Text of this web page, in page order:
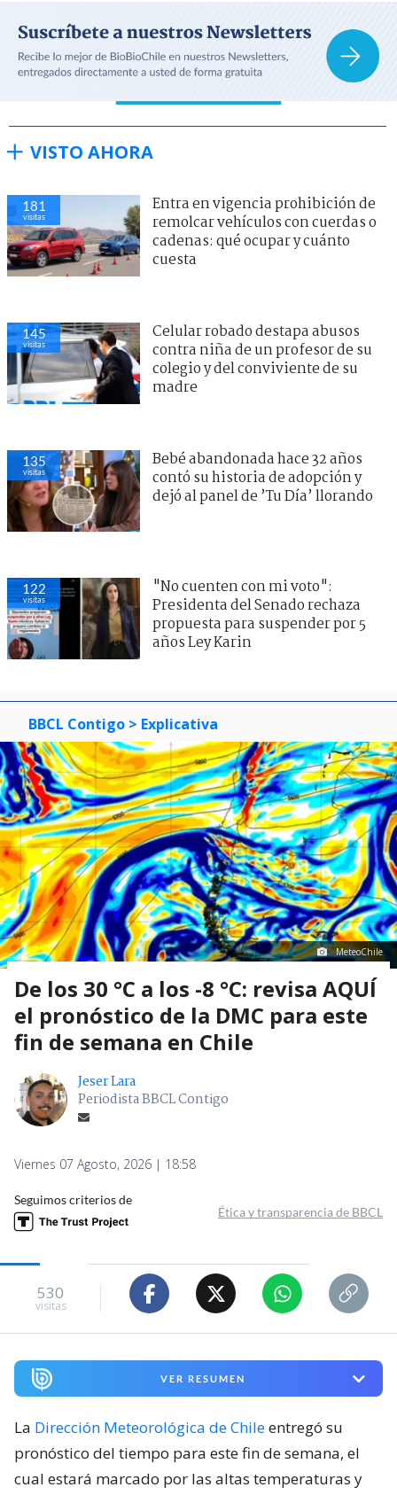
VISTO AHORA
181
visitas
Entra en vigencia prohibición de
remolcar vehículos con cuerdas o
cadenas: qué ocupar y cuánto
cuesta
145
visitas
Celular robado destapa abusos
contra niña de un profesor de su
colegio y del conviviente de su
madre
135
visitas
Bebé abandonada hace 32 años
contó su historia de adopción y
dejó al panel de ’Tu Día’ llorando
122
visitas
"No cuenten con mi voto":
Presidenta del Senado rechaza
propuesta para suspender por 5
años Ley Karin
BBCL Contigo > Explicativa
MeteoChile
De los 30 °C a los -8 °C: revisa AQUÍ
el pronóstico de la DMC para este
fin de semana en Chile
Jeser Lara
Periodista BBCL Contigo
Viernes 07 Agosto, 2026 | 18:58
Seguimos criterios de
Ética y transparencia de BBCL
530
visitas
VER RESUMEN
La Dirección Meteorológica de Chileentregó su
pronóstico del tiempo para este fin de semana, el
cual estará marcado por las altas temperaturas y